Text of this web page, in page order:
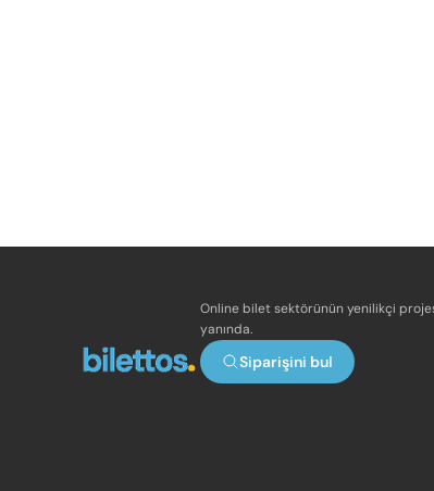
Online bilet sektörünün yenilikçi
yanında.
Siparişini bul